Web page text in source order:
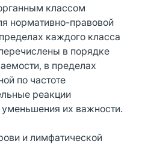
классом
нормативно-правовой
каждого класса
в порядке
в пределах
по частоте
реакции
их важности.
и лимфатической